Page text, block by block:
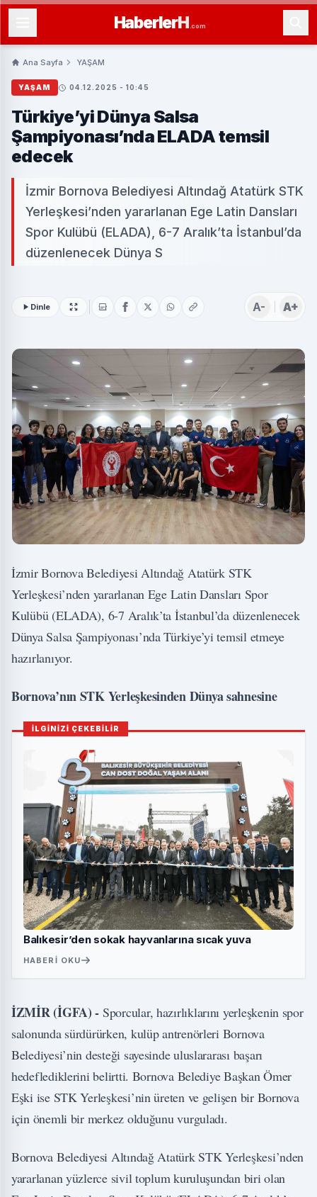
HaberlerH .com
Ana Sayfa YAŞAM
YAŞAM 04.12.2025 - 10:45
Türkiye’yi Dünya Salsa
Şampiyonası’nda ELADA temsil
edecek
İzmir Bornova Belediyesi Altındağ Atatürk STK
Yerleşkesi’nden yararlanan Ege Latin Dansları
Spor Kulübü (ELADA), 6-7 Aralık’ta İstanbul’da
düzenlenecek Dünya S
Dinle A- A+
İzmir Bornova Belediyesi Altındağ Atatürk STK
Yerleşkesi’nden yararlanan Ege Latin Dansları Spor
Kulübü (ELADA), 6-7 Aralık’ta İstanbul’da düzenlenecek
Dünya Salsa Şampiyonası’nda Türkiye’yi temsil etmeye
hazırlanıyor.
Bornova’nın STK Yerleşkesinden Dünya sahnesine
İLGİNİZİ ÇEKEBİLİR
Balıkesir’den sokak hayvanlarına sıcak yuva
HABERI OKU
İZMİR (İGFA) - Sporcular, hazırlıklarını yerleşkenin spor
salonunda sürdürürken, kulüp antrenörleri Bornova
Belediyesi’nin desteği sayesinde uluslararası başarı
hedeflediklerini belirtti. Bornova Belediye Başkan Ömer
Eşki ise STK Yerleşkesi’nin üreten ve gelişen bir Bornova
için önemli bir merkez olduğunu vurguladı.
Bornova Belediyesi Altındağ Atatürk STK Yerleşkesi’nden
yararlanan yüzlerce sivil toplum kuruluşundan biri olan